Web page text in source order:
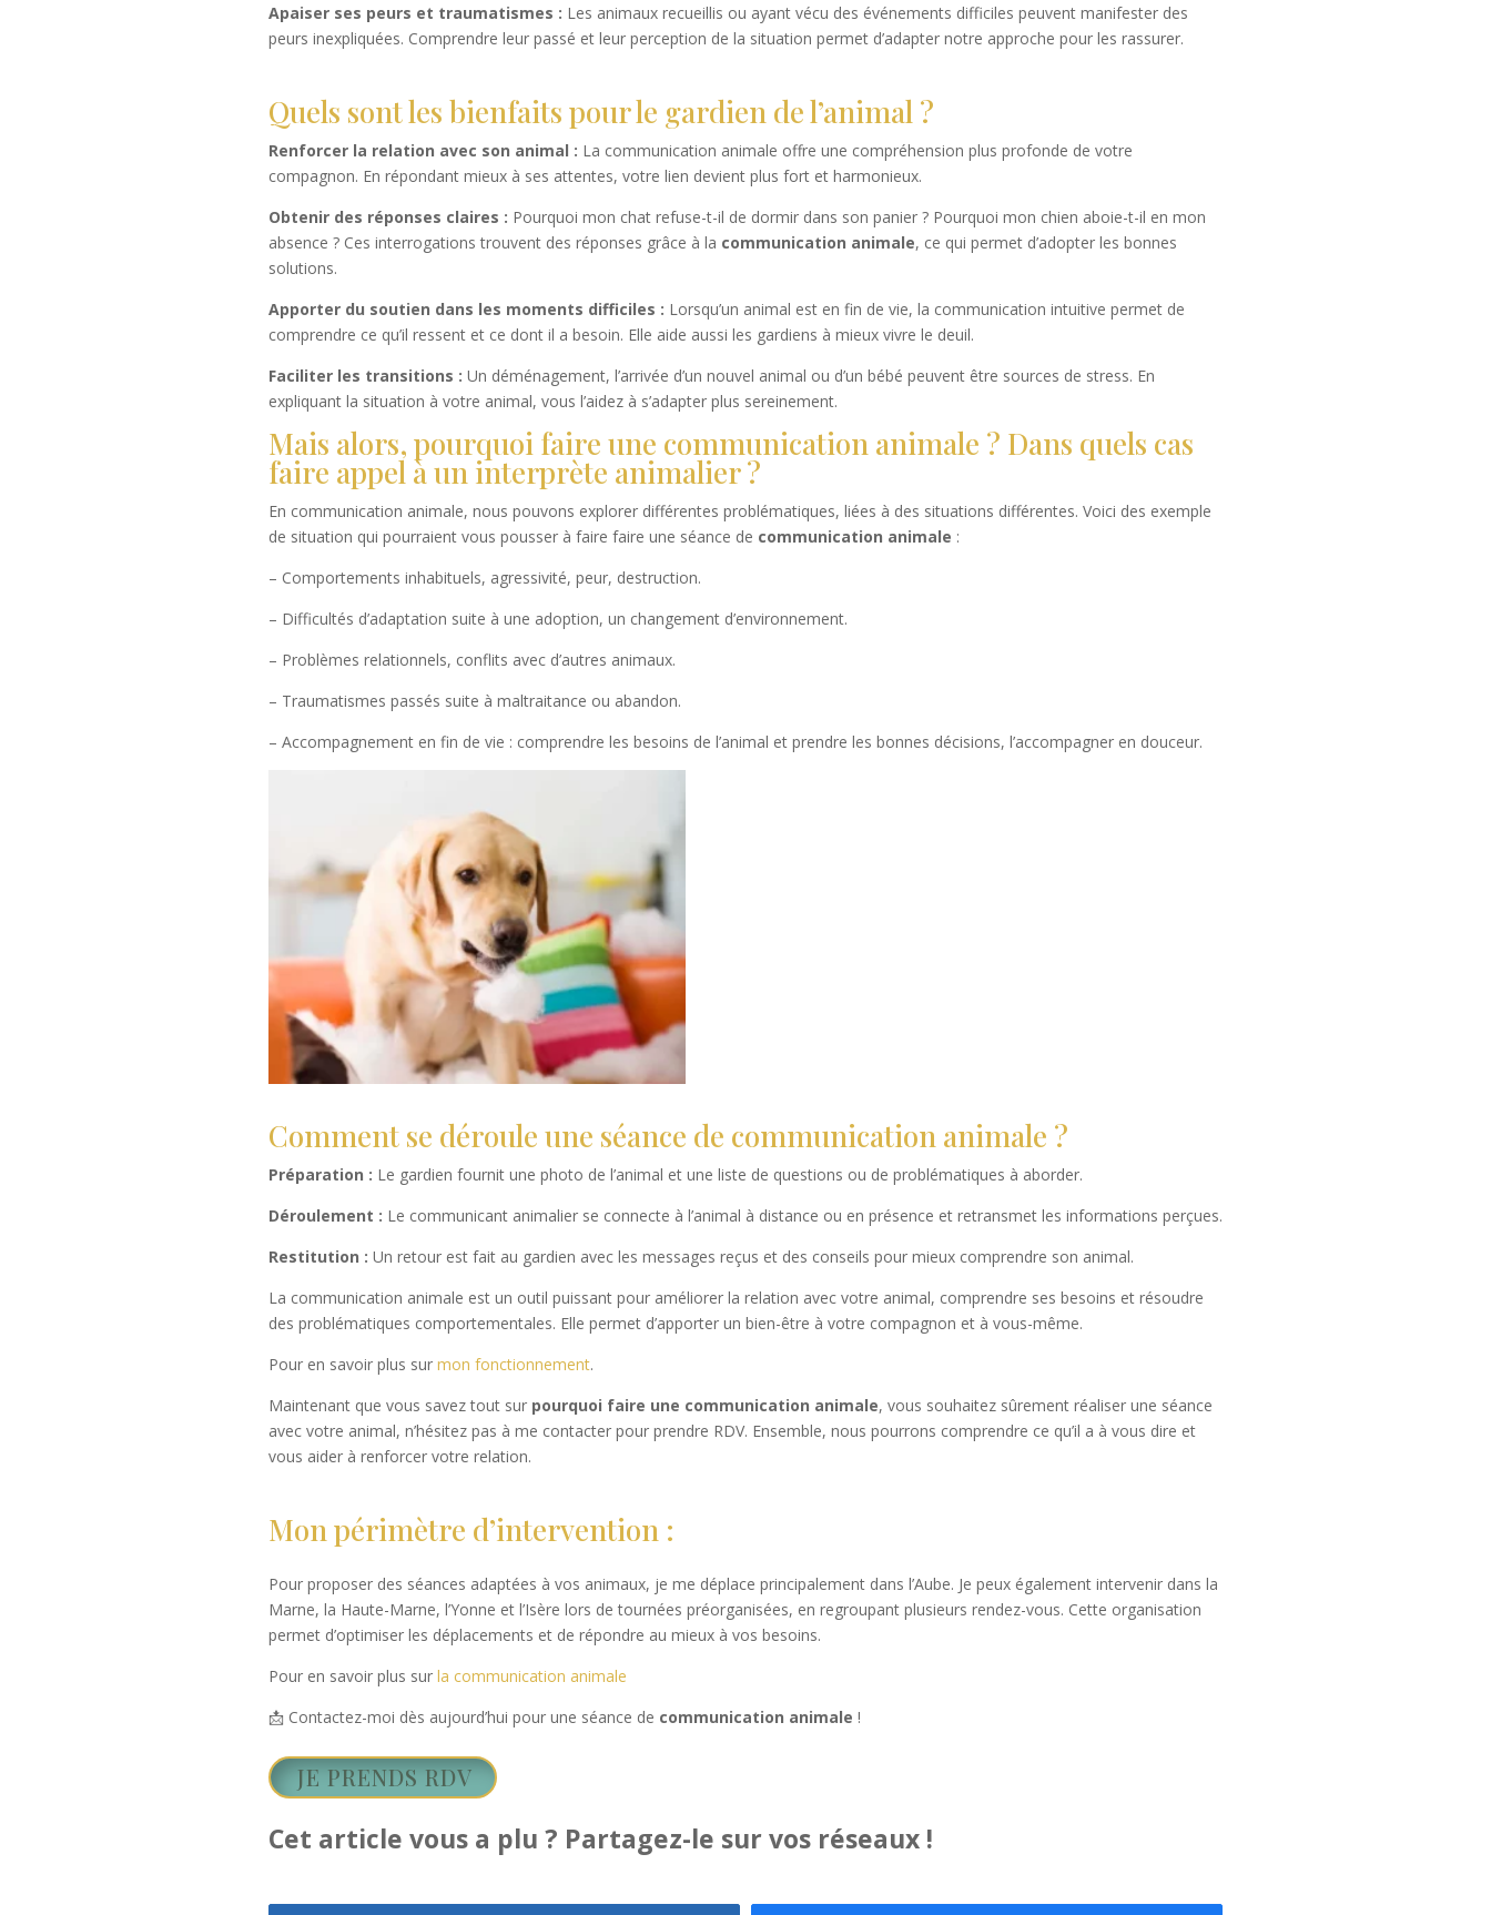
Apaiser ses peurs et traumatismes : Les animaux recueillis ou ayant vécu des événements difficiles peuvent manifester des
peurs inexpliquées. Comprendre leur passé et leur perception de la situation permet d’adapter notre approche pour les rassurer.
Quels sont les bienfaits pour le gardien de l’animal ?
Renforcer la relation avec son animal : La communication animale offre une compréhension plus profonde de votre
compagnon. En répondant mieux à ses attentes, votre lien devient plus fort et harmonieux.
Obtenir des réponses claires : Pourquoi mon chat refuse-t-il de dormir dans son panier ? Pourquoi mon chien aboie-t-il en mon
absence ? Ces interrogations trouvent des réponses grâce à la communication animale, ce qui permet d’adopter les bonnes
solutions.
Apporter du soutien dans les moments difficiles : Lorsqu’un animal est en fin de vie, la communication intuitive permet de
comprendre ce qu’il ressent et ce dont il a besoin. Elle aide aussi les gardiens à mieux vivre le deuil.
Faciliter les transitions : Un déménagement, l’arrivée d’un nouvel animal ou d’un bébé peuvent être sources de stress. En
expliquant la situation à votre animal, vous l’aidez à s’adapter plus sereinement.
Mais alors, pourquoi faire une communication animale ? Dans quels cas
faire appel à un interprète animalier ?
En communication animale, nous pouvons explorer différentes problématiques, liées à des situations différentes. Voici des exemple
de situation qui pourraient vous pousser à faire faire une séance de communication animale :
– Comportements inhabituels, agressivité, peur, destruction.
– Difficultés d’adaptation suite à une adoption, un changement d’environnement.
– Problèmes relationnels, conflits avec d’autres animaux.
– Traumatismes passés suite à maltraitance ou abandon.
– Accompagnement en fin de vie : comprendre les besoins de l’animal et prendre les bonnes décisions, l’accompagner en douceur.
Comment se déroule une séance de communication animale ?
Préparation : Le gardien fournit une photo de l’animal et une liste de questions ou de problématiques à aborder.
Déroulement : Le communicant animalier se connecte à l’animal à distance ou en présence et retransmet les informations perçues.
Restitution : Un retour est fait au gardien avec les messages reçus et des conseils pour mieux comprendre son animal.
La communication animale est un outil puissant pour améliorer la relation avec votre animal, comprendre ses besoins et résoudre
des problématiques comportementales. Elle permet d’apporter un bien-être à votre compagnon et à vous-même.
Pour en savoir plus sur mon fonctionnement.
Maintenant que vous savez tout sur pourquoi faire une communication animale, vous souhaitez sûrement réaliser une séance
avec votre animal, n’hésitez pas à me contacter pour prendre RDV. Ensemble, nous pourrons comprendre ce qu’il a à vous dire et
vous aider à renforcer votre relation.
Mon périmètre d’intervention :
Pour proposer des séances adaptées à vos animaux, je me déplace principalement dans l’Aube. Je peux également intervenir dans la
Marne, la Haute-Marne, l’Yonne et l’Isère lors de tournées préorganisées, en regroupant plusieurs rendez-vous. Cette organisation
permet d’optimiser les déplacements et de répondre au mieux à vos besoins.
Pour en savoir plus sur la communication animale
📩 Contactez-moi dès aujourd’hui pour une séance de communication animale !
JE PRENDS RDV
Cet article vous a plu ? Partagez-le sur vos réseaux !